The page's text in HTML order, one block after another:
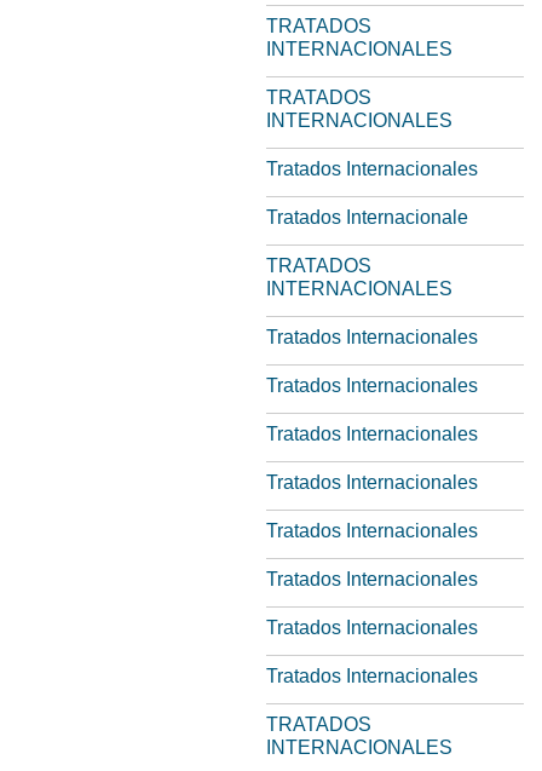
TRATADOS
INTERNACIONALES
TRATADOS
INTERNACIONALES
Tratados Internacionales
Tratados Internacionale
TRATADOS
INTERNACIONALES
Tratados Internacionales
Tratados Internacionales
Tratados Internacionales
Tratados Internacionales
Tratados Internacionales
Tratados Internacionales
Tratados Internacionales
Tratados Internacionales
TRATADOS
INTERNACIONALES